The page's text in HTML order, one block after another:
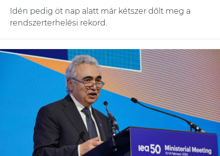
Idén pedig öt nap alatt már kétszer dőlt meg a
rendszerterhelési rekord.